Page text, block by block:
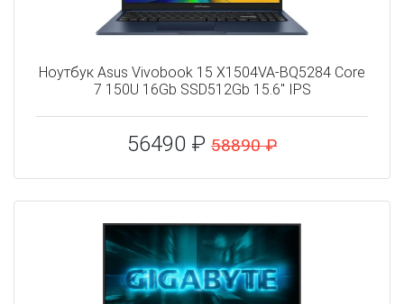
Ноутбук Asus Vivobook 15 X1504VA-BQ5284 Core
7 150U 16Gb SSD512Gb 15.6" IPS
56490 ₽ 58890 ₽